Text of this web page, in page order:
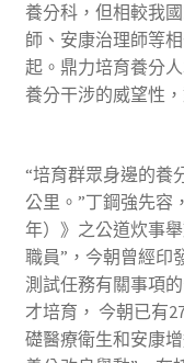
養分科，但相較我
師、安康治理師等
起。鼎力培育養分
養分干涉的威望性
“培育群眾身邊的養
公里。”丁鋼強先容
年）》之公道炊事
職員”，今朝曾經印
測試任務有關事項
才培育， 今朝已有
礎醫療衛生和安康